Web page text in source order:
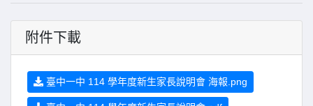
附件下載
臺中一中 114 學年度新生家長說明會 海報.png